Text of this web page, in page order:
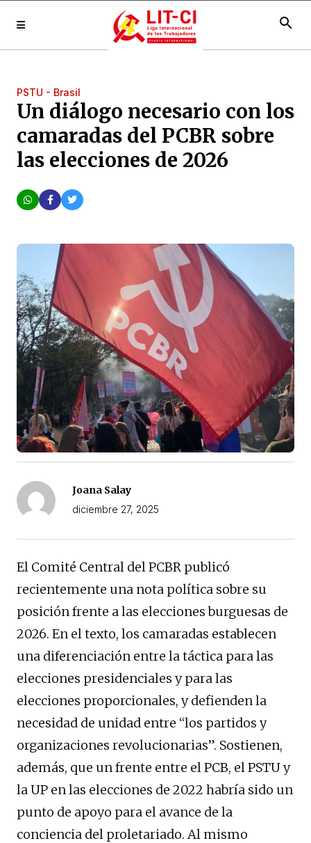
search
PSTU - Brasil
Un diálogo necesario con los
camaradas del PCBR sobre
las elecciones de 2026
Joana Salay
diciembre 27, 2025
El Comité Central del PCBR publicó
recientemente una nota política sobre su
posición frente a las elecciones burguesas de
2026. En el texto, los camaradas establecen
una diferenciación entre la táctica para las
elecciones presidenciales y para las
elecciones proporcionales, y defienden la
necesidad de unidad entre “los partidos y
organizaciones revolucionarias”. Sostienen,
además, que un frente entre el PCB, el PSTU y
la UP en las elecciones de 2022 habría sido un
punto de apoyo para el avance de la
conciencia del proletariado. Al mismo